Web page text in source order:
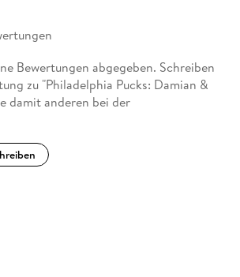
Bewertungen abgegeben. Schreiben
zu "Philadelphia Pucks: Damian &
damit anderen bei der